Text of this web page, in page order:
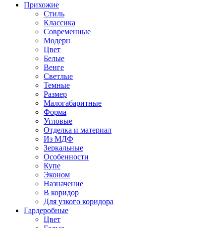
Прихожие
Стиль
Классика
Современные
Модерн
Цвет
Белые
Венге
Светлые
Темные
Размер
Малогабаритные
Форма
Угловые
Отделка и материал
Из МДФ
Зеркальные
Особенности
Купе
Эконом
Назначение
В коридор
Для узкого коридора
Гардеробные
Цвет